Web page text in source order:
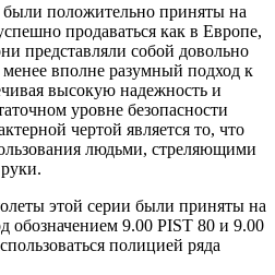
положительно приняты на
продаваться как в Европе,
представляли собой довольно
вполне разумный подход к
высокую надежность и
уровне безопасности
чертой является то, что
людьми, стреляющими
этой серии были приняты на
9.00 PIST 80 и 9.00
полицией ряда